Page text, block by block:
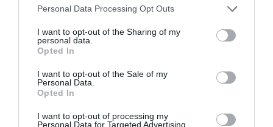
Please note that this website/app uses one or more Google
not limited to your visit or usage behaviour. You may click to
grant or deny consent to Google and its third-party tags to
use your data for below specified purposes in below Google
consent section.
Personal Data Processing Opt Outs
I want to opt-out of the Sharing of my
personal data.
Opted In
I want to opt-out of the Sale of my
Personal Data.
Opted In
I want to opt-out of processing my
Personal Data for Targeted Advertising.
περήφανη την Ελλάδα. Θέλω να
ευχαριστήσω τους κυρίους κυρίους
Αγγελόπουλους και Γιαννακόπουλο, που
απάντησαν στο κάλεσμα της κυβέρνησης.
Προτεραιότητα της κυβέρνησης είναι η
ασφαλές κλίμα. Περάσαμε τον κάβο.